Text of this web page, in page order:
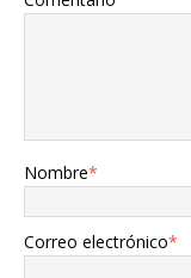
Nombre*
Correo electrónico*